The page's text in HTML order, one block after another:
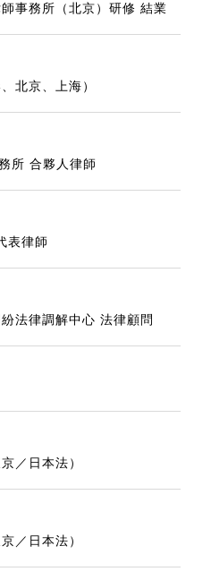
事務所（北京）研修 結業
北京、上海）
所 合夥人律師
表律師
法律調解中心 法律顧問
／日本法）
／日本法）